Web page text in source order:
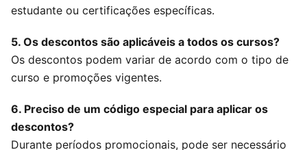
estudante ou certificações específicas.
5. Os descontos são aplicáveis a todos os cursos?
Os descontos podem variar de acordo com o tipo de
curso e promoções vigentes.
6. Preciso de um código especial para aplicar os
descontos?
Durante períodos promocionais, pode ser necessário